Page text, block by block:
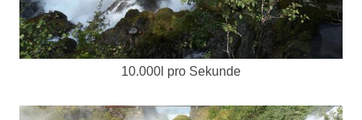
10.000l pro Sekunde